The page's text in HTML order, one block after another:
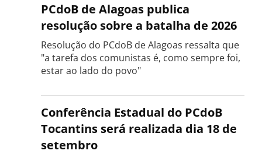
PCdoB de Alagoas publica
resolução sobre a batalha de 2026
Resolução do PCdoB de Alagoas ressalta que
"a tarefa dos comunistas é, como sempre foi,
estar ao lado do povo"
Conferência Estadual do PCdoB
Tocantins será realizada dia 18 de
setembro